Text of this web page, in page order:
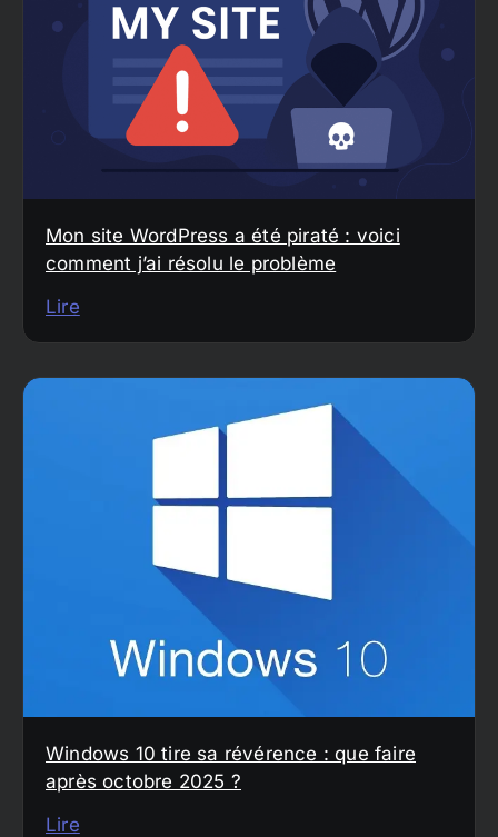
Mon site WordPress a été piraté : voici
comment j’ai résolu le problème
Lire
Windows 10 tire sa révérence : que faire
après octobre 2025 ?
Lire